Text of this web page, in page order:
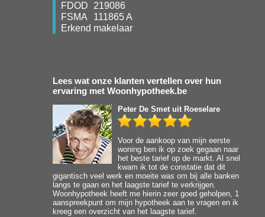
FDOD
219086
FSMA
111865 A
Erkend makelaar
Lees wat onze klanten vertellen over hun
ervaring met Woonhypotheek.be
Peter De Smetuit Roeselare
Voor de aankoop van mijn eerste
woning ben ik op zoek gegaan naar
het beste tarief op de markt. Al snel
kwam ik tot de constatie dat dit
gigantisch veel werk en moeite was om bij alle banken
langs te gaan en het laagste tarief te verkrijgen.
Woonhypotheek heeft me hierin zeer goed geholpen, 1
aanspreekpunt om mijn hypotheek aan te vragen en ik
kreeg een overzicht van het laagste tarief.